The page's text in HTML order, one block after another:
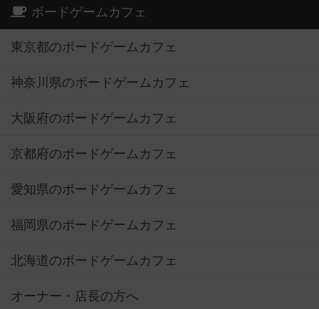
ボードゲームカフェ
東京都のボードゲームカフェ
神奈川県のボードゲームカフェ
大阪府のボードゲームカフェ
京都府のボードゲームカフェ
愛知県のボードゲームカフェ
福岡県のボードゲームカフェ
北海道のボードゲームカフェ
オーナー・店長の方へ